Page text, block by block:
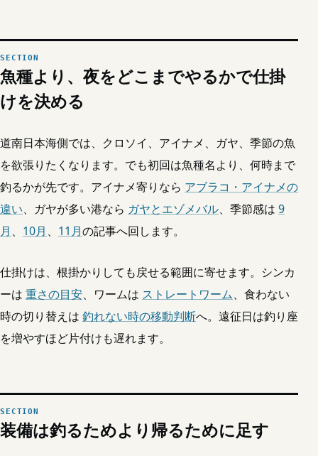
魚種より、夜をどこまでやるかで仕掛
けを決める
道南日本海側では、クロソイ、アイナメ、ガヤ、季節の魚
を欲張りたくなります。でも初回は魚種名より、何時まで
釣るかが先です。アイナメ寄りなら アブラコ・アイナメの
違い、ガヤが多い港なら ガヤとエゾメバル、季節感は 9
月 、 10月 、 11月の記事へ回します。
仕掛けは、根掛かりしても戻せる範囲に寄せます。シンカ
ーは 重さの目安、ワームは ストレートワーム、食わない
時の切り替えは 釣れない時の移動判断へ。遠征日は釣り座
を増やすほど片付けも遅れます。
装備は釣るためより帰るために足す